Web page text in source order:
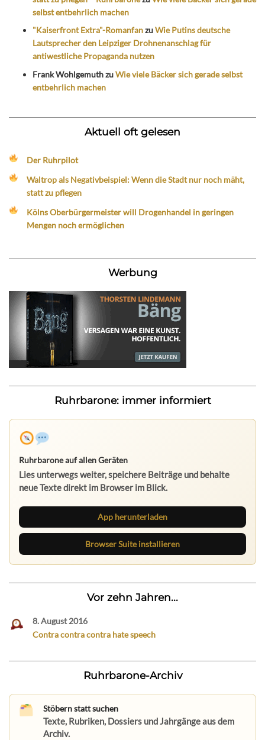
selbst entbehrlich machen
"Kaiserfront Extra"-RomanfanzuWie Putins deutsche
Lautsprecher den Leipziger Drohnenanschlag für
antiwestliche Propaganda nutzen
Frank WohlgemuthzuWie viele Bäcker sich gerade selbst
entbehrlich machen
Aktuell oft gelesen
Der Ruhrpilot
Waltrop als Negativbeispiel: Wenn die Stadt nur noch mäht,
statt zu pflegen
Kölns Oberbürgermeister will Drogenhandel in geringen
Mengen noch ermöglichen
Werbung
Ruhrbarone: immer informiert
Ruhrbarone auf allen Geräten
Lies unterwegs weiter, speichere Beiträge und behalte
neue Texte direkt im Browser im Blick.
App herunterladen
Browser Suite installieren
Vor zehn Jahren...
8. August 2016
Contra contra contra hate speech
Ruhrbarone-Archiv
Stöbern statt suchen
Texte, Rubriken, Dossiers und Jahrgänge aus dem
Archiv.